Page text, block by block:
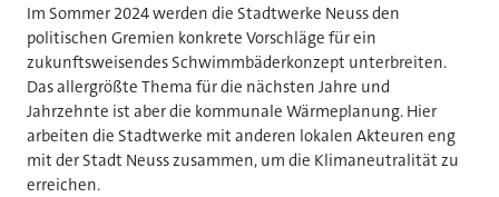
Im Sommer 2024 werden die Stadtwerke Neuss den
politischen Gremien konkrete Vorschläge für ein
zukunftsweisendes Schwimmbäderkonzept unterbreiten.
Das allergrößte Thema für die nächsten Jahre und
Jahrzehnte ist aber die kommunale Wärmeplanung. Hier
arbeiten die Stadtwerke mit anderen lokalen Akteuren eng
mit der Stadt Neuss zusammen, um die Klimaneutralität zu
erreichen.